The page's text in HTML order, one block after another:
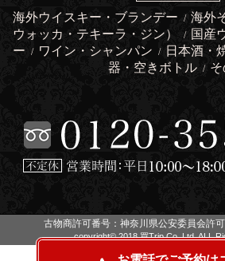
海外ウイスキー・ブランデー / 海外
ウォッカ・テキーラ・ジン）
/ 国産
ー / ワイン・シャンパン / 日本酒・
器・空きボトル /
古物商許可番号：神奈川県公安委員会許
copyright© 2018 買Trip Co.,Ltd. ALL